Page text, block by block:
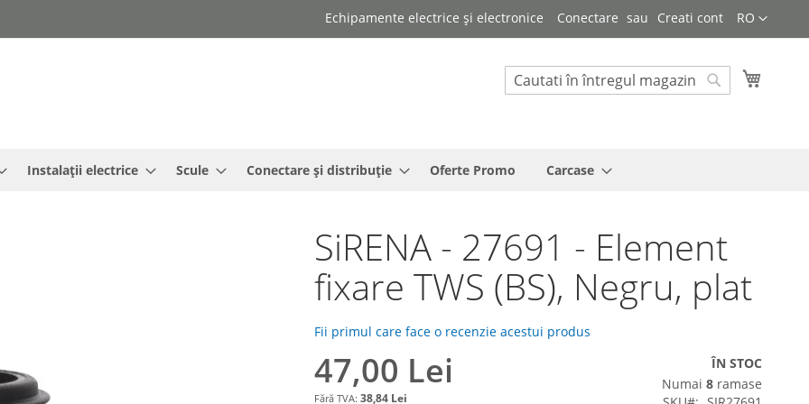
Limba
RO
Echipamente electrice și electronice Conectare Creati cont
Cautare
Instalații electrice Scule Conectare și distribuție Oferte Promo Carcase
SiRENA - 27691 - Element
fixare TWS (BS), Negru, plat
Fii primul care face o recenzie acestui produs
47,00 Lei
38,84 Lei
ÎN STOC
Numai 8 ramase